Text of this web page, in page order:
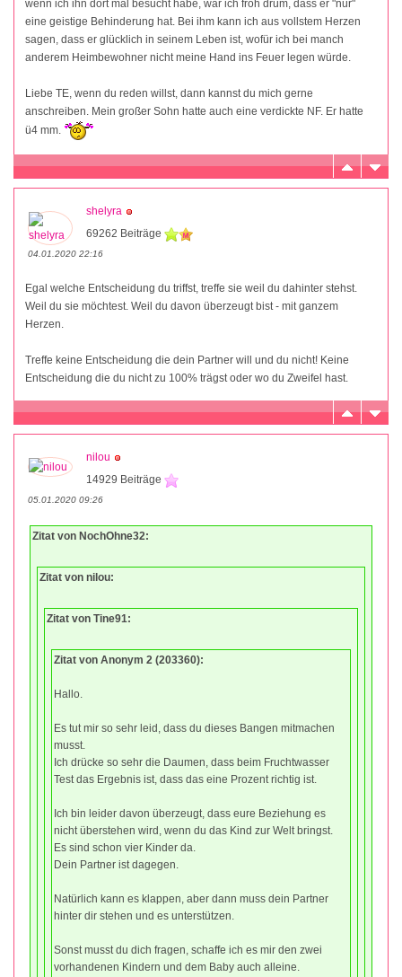
wenn ich ihn dort mal besucht habe, war ich froh drum, dass er "nur"
eine geistige Behinderung hat. Bei ihm kann ich aus vollstem Herzen
sagen, dass er glücklich in seinem Leben ist, wofür ich bei manch
anderem Heimbewohner nicht meine Hand ins Feuer legen würde.
Liebe TE, wenn du reden willst, dann kannst du mich gerne
anschreiben. Mein großer Sohn hatte auch eine verdickte NF. Er hatte
ü4 mm.
shelyra
69262 Beiträge
04.01.2020 22:16
Egal welche Entscheidung du triffst, treffe sie weil du dahinter stehst.
Weil du sie möchtest. Weil du davon überzeugt bist - mit ganzem
Herzen.
Treffe keine Entscheidung die dein Partner will und du nicht! Keine
Entscheidung die du nicht zu 100% trägst oder wo du Zweifel hast.
nilou
14929 Beiträge
05.01.2020 09:26
Zitat von NochOhne32:
Zitat von nilou:
Zitat von Tine91:
Zitat von Anonym 2 (203360):
Hallo.
Es tut mir so sehr leid, dass du dieses Bangen mitmachen
musst.
Ich drücke so sehr die Daumen, dass beim Fruchtwasser
Test das Ergebnis ist, dass das eine Prozent richtig ist.
Ich bin leider davon überzeugt, dass eure Beziehung es
nicht überstehen wird, wenn du das Kind zur Welt bringst.
Es sind schon vier Kinder da.
Dein Partner ist dagegen.
Natürlich kann es klappen, aber dann muss dein Partner
hinter dir stehen und es unterstützen.
Sonst musst du dich fragen, schaffe ich es mir den zwei
vorhandenen Kindern und dem Baby auch alleine.